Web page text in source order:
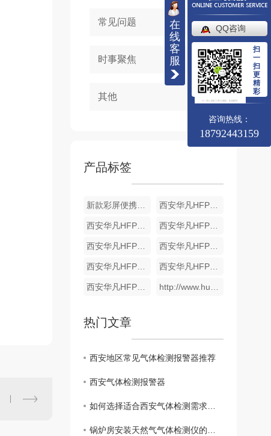
常见问题
时事聚焦
其他
产品标签
新款彩屏便携式单一气体检测仪 西安华凡HFP-1403便携式磷化氢检测仪报警器
西安华凡HFP-1403便携式二氧化碳检测仪报警器 西安华凡HFP-1403便携式款氯气检测仪报警器
西安华凡HFP-1403便携式臭氧检测仪报警器 西安华凡HFP-1403便携式氨气检测仪报警器
西安华凡HFP-1403便携式氢气检测仪报警器 西安华凡HFP-1403便携式款硫化氢气体检测仪报警器
西安华凡HFP-1403便携式煤气一氧化碳气体检测仪报警器 http://www.huafankj.com/yyhtjc/301.html
热门文章
西安地区常见气体检测报警器推荐
西安气体检测报警器
如何选择适合西安气体检测需求的报警器？
锅炉房安装天然气气体检测仪的重要性有哪些?
在
线
客
服
QQ咨询
扫
一
扫
更
精
彩
咨询热线：
18792443159